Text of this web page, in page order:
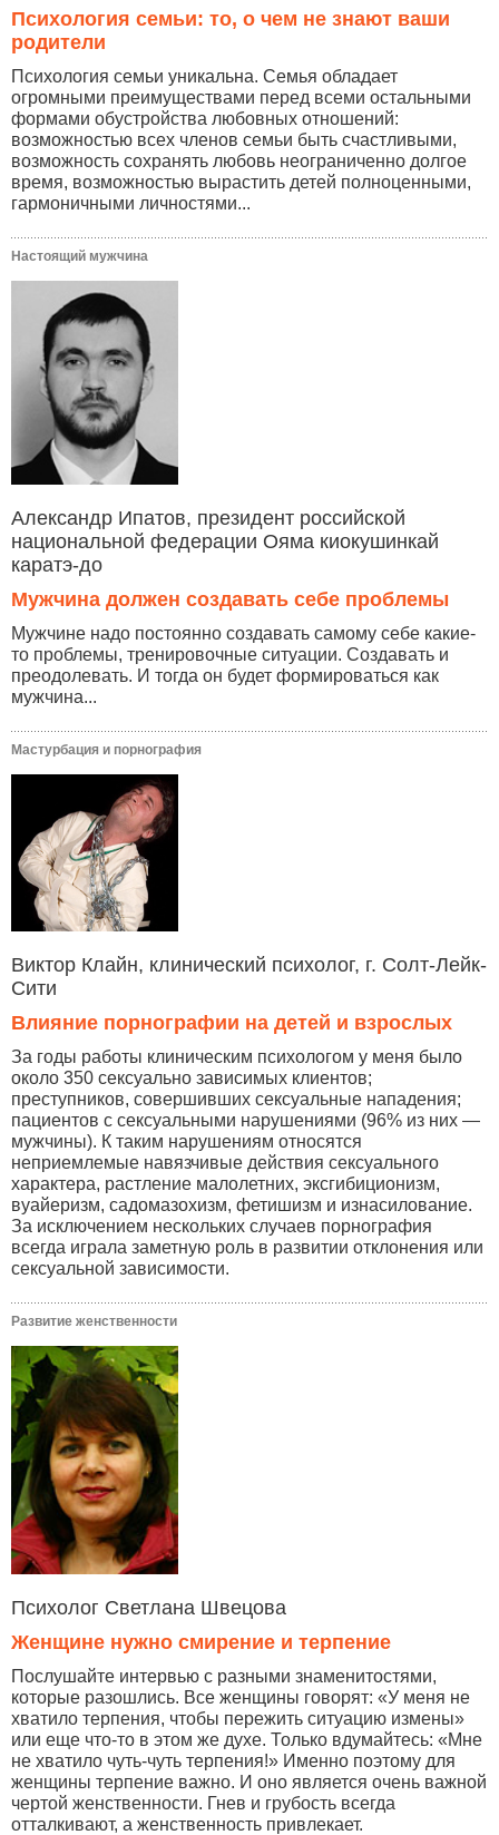
Психология семьи: то, о чем не знают ваши
родители
Психология семьи уникальна. Семья обладает
огромными преимуществами перед всеми остальными
формами обустройства любовных отношений:
возможностью всех членов семьи быть счастливыми,
возможность сохранять любовь неограниченно долгое
время, возможностью вырастить детей полноценными,
гармоничными личностями...
Настоящий мужчина
Александр Ипатов, президент российской
национальной федерации Ояма киокушинкай
каратэ-до
Мужчина должен создавать себе проблемы
Мужчине надо постоянно создавать самому себе какие-
то проблемы, тренировочные ситуации. Создавать и
преодолевать. И тогда он будет формироваться как
мужчина...
Мастурбация и порнография
Виктор Клайн, клинический психолог, г. Солт-Лейк-
Сити
Влияние порнографии на детей и взрослых
За годы работы клиническим психологом у меня было
около 350 сексуально зависимых клиентов;
преступников, совершивших сексуальные нападения;
пациентов с сексуальными нарушениями (96% из них —
мужчины). К таким нарушениям относятся
неприемлемые навязчивые действия сексуального
характера, растление малолетних, эксгибиционизм,
вуайеризм, садомазохизм, фетишизм и изнасилование.
За исключением нескольких случаев порнография
всегда играла заметную роль в развитии отклонения или
сексуальной зависимости.
Развитие женственности
Психолог Светлана Швецова
Женщине нужно смирение и терпение
Послушайте интервью с разными знаменитостями,
которые разошлись. Все женщины говорят: «У меня не
хватило терпения, чтобы пережить ситуацию измены»
или еще что-то в этом же духе. Только вдумайтесь: «Мне
не хватило чуть-чуть терпения!» Именно поэтому для
женщины терпение важно. И оно является очень важной
чертой женственности. Гнев и грубость всегда
отталкивают, а женственность привлекает.